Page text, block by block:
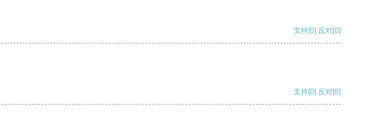
支持[0] 反对[0]
支持[0] 反对[0]